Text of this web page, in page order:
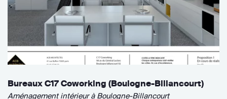
Bureaux C17 Coworking (Boulogne-Billancourt)
Aménagement intérieur à Boulogne-Billancourt